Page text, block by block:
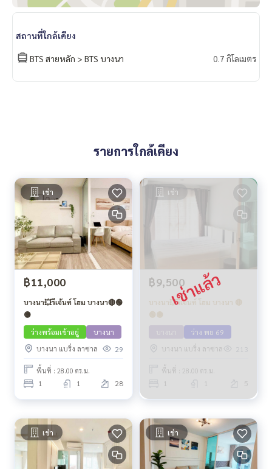
สถานที่ใกล้เคียง
BTS สายหลัก > BTS บางนา 0.7 กิโลเมตร
รายการใกล้เคียง
เช่า
฿11,000
บางนา💥รีเจ้นท์ โฮม บางนา🔴🟢
🟡
ว่างพร้อมเข้าอยู่
บางนา
บางนา แบริ่ง ลาซาล
29
พื้นที่ : 28.00 ตร.ม.
1 1 28
เช่า
฿9,500
บางนา💥รีเจ้นท์ โฮม บางนา 🔴
🟢🟡
ว่าง พย 69
บางนา แบริ่ง ลาซาล
พื้นที่ : 28.00 ตร.ม.
1 1 5
เช่า เช่า